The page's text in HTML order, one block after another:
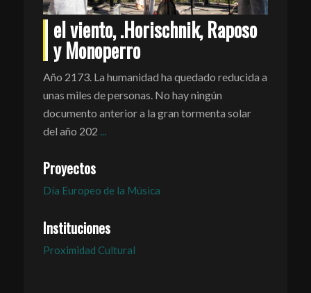
el viento, .Horischnik, Raposo
y Monoperro
Año 2173. La humanidad ha quedado reducida a
unas miles de personas. No hay ningún
documento anterior a la gran tormenta solar
del año 202 ...
Proyectos
Día Europeo de la Música
Instituciones
Proximidad Cultural